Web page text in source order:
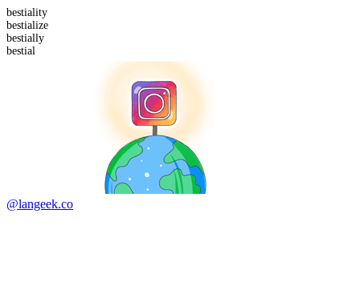
bestiality
bestialize
bestially
bestial
@langeek.co